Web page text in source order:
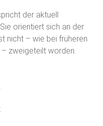
der aktuell
orientiert sich an der
nicht – wie bei früheren
zweigeteilt worden.